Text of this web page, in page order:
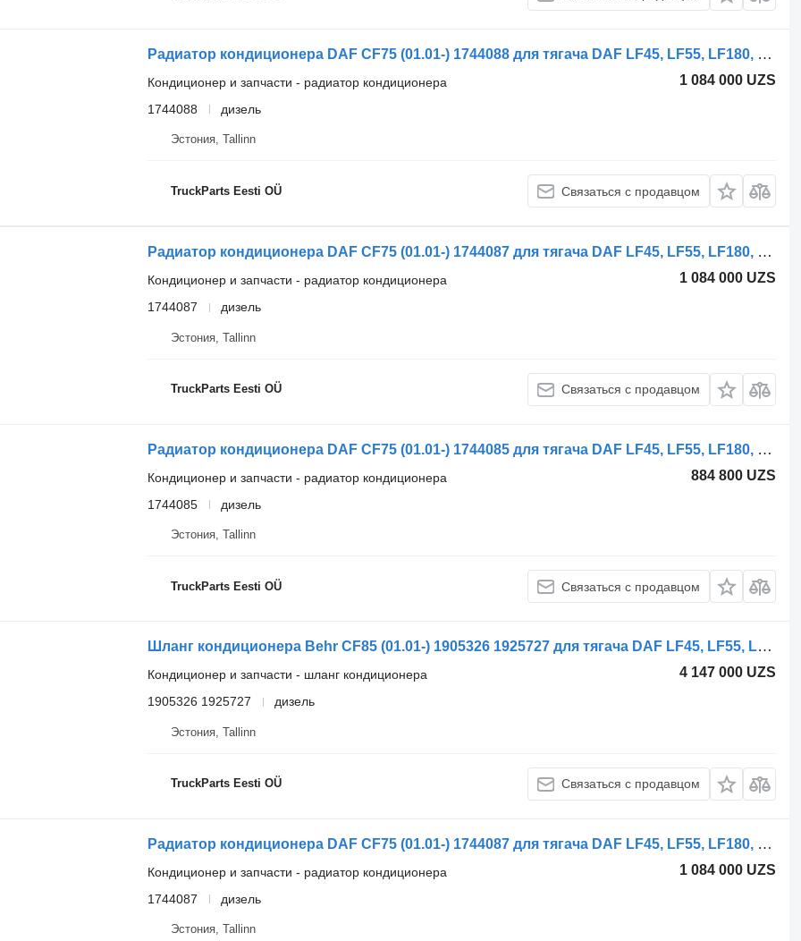
Радиатор кондиционера DAF CF75 (01.01-) 1744088 для тягача DAF LF45, LF55, LF180, CF65, CF75, CF85 (2001-)
1 084 000 UZS
Кондиционер и запчасти - радиатор кондиционера
1744088
дизель
Эстония, Tallinn
TruckParts Eesti OÜ Связаться с продавцом
Радиатор кондиционера DAF CF75 (01.01-) 1744087 для тягача DAF LF45, LF55, LF180, CF65, CF75, CF85 (2001-)
1 084 000 UZS
Кондиционер и запчасти - радиатор кондиционера
1744087
дизель
Эстония, Tallinn
TruckParts Eesti OÜ Связаться с продавцом
Радиатор кондиционера DAF CF75 (01.01-) 1744085 для тягача DAF LF45, LF55, LF180, CF65, CF75, CF85 (2001-)
884 800 UZS
Кондиционер и запчасти - радиатор кондиционера
1744085
дизель
Эстония, Tallinn
TruckParts Eesti OÜ Связаться с продавцом
Шланг кондиционера Behr CF85 (01.01-) 1905326 1925727 для тягача DAF LF45, LF55, LF180, CF65, CF75, CF85 (2001-)
4 147 000 UZS
Кондиционер и запчасти - шланг кондиционера
1905326 1925727
дизель
Эстония, Tallinn
TruckParts Eesti OÜ Связаться с продавцом
Радиатор кондиционера DAF CF75 (01.01-) 1744087 для тягача DAF LF45, LF55, LF180, CF65, CF75, CF85 (2001-)
1 084 000 UZS
Кондиционер и запчасти - радиатор кондиционера
1744087
дизель
Эстония, Tallinn